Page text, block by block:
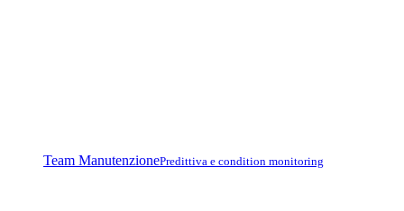
Team ManutenzionePredittiva e condition monitoring